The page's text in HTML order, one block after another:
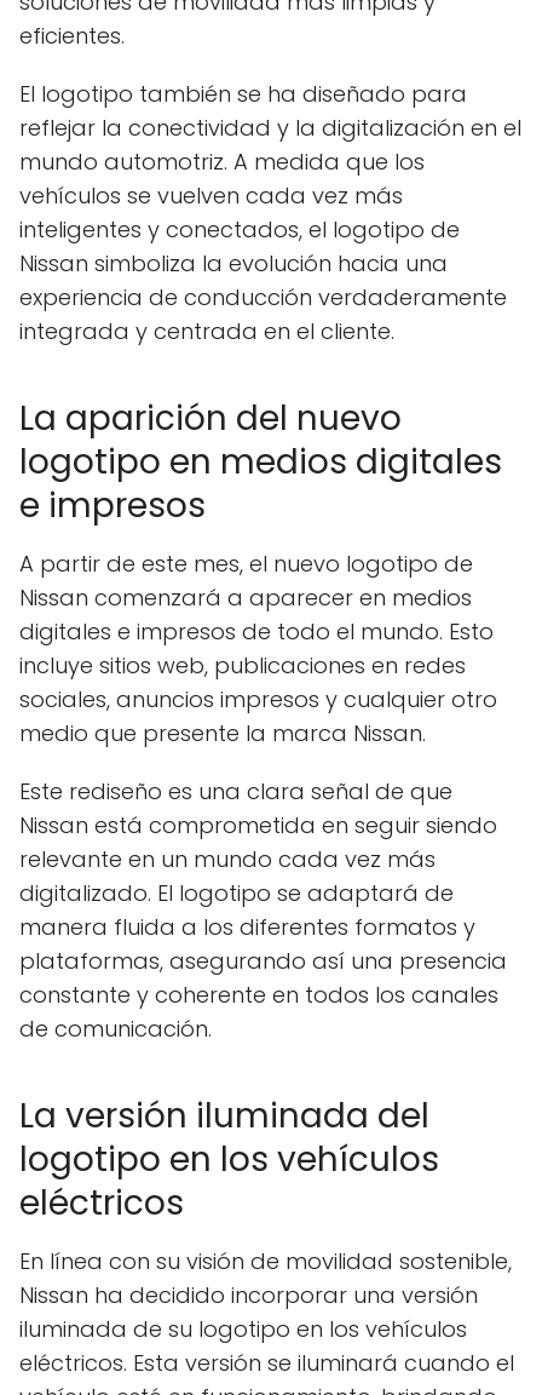
eficientes.
El logotipo también se ha diseñado para
reflejar la conectividad y la digitalización en el
mundo automotriz. A medida que los
vehículos se vuelven cada vez más
inteligentes y conectados, el logotipo de
Nissan simboliza la evolución hacia una
experiencia de conducción verdaderamente
integrada y centrada en el cliente.
La aparición del nuevo
logotipo en medios digitales
e impresos
A partir de este mes, el nuevo logotipo de
Nissan comenzará a aparecer en medios
digitales e impresos de todo el mundo. Esto
incluye sitios web, publicaciones en redes
sociales, anuncios impresos y cualquier otro
medio que presente la marca Nissan.
Este rediseño es una clara señal de que
Nissan está comprometida en seguir siendo
relevante en un mundo cada vez más
digitalizado. El logotipo se adaptará de
manera fluida a los diferentes formatos y
plataformas, asegurando así una presencia
constante y coherente en todos los canales
de comunicación.
La versión iluminada del
logotipo en los vehículos
eléctricos
En línea con su visión de movilidad sostenible,
Nissan ha decidido incorporar una versión
iluminada de su logotipo en los vehículos
eléctricos. Esta versión se iluminará cuando el